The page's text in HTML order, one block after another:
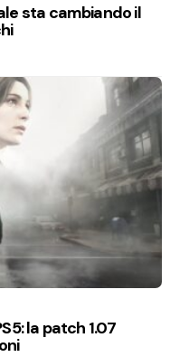
sta cambiando il
la patch 1.07